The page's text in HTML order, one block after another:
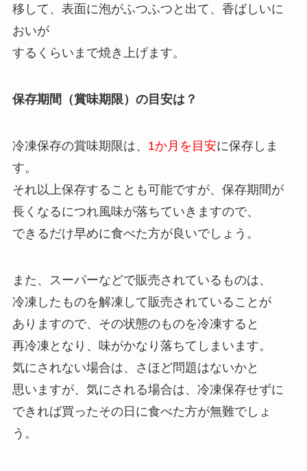
移して、表面に泡がふつふつと出て、香ばしいに
おいが
するくらいまで焼き上げます。
保存期間（賞味期限）の目安は？
冷凍保存の賞味期限は、 1か月を目安に保存しま
す。
それ以上保存することも可能ですが、保存期間が
長くなるにつれ風味が落ちていきますので、
できるだけ早めに食べた方が良いでしょう。
また、スーパーなどで販売されているものは、
冷凍したものを解凍して販売されていることが
ありますので、その状態のものを冷凍すると
再冷凍となり、味がかなり落ちてしまいます。
気にされない場合は、さほど問題はないかと
思いますが、気にされる場合は、冷凍保存せずに
できれば買ったその日に食べた方が無難でしょ
う。